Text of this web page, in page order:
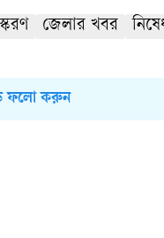
জেলার খবর
ফলো করুন